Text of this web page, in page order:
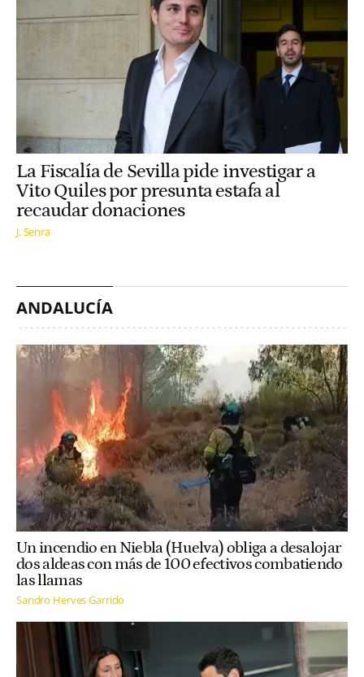
La Fiscalía de Sevilla pide investigar a
Vito Quiles por presunta estafa al
recaudar donaciones
J. Senra
ANDALUCÍA
Un incendio en Niebla (Huelva) obliga a desalojar
dos aldeas con más de 100 efectivos combatiendo
las llamas
Sandro Herves Garrido